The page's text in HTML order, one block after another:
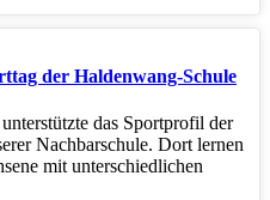
der Haldenwang-Schule
das Sportprofil der
Nachbarschule. Dort lernen
mit unterschiedlichen